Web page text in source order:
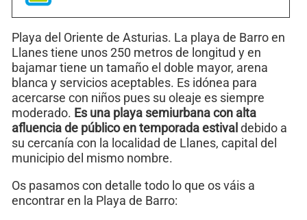
Playa del Oriente de Asturias. La playa de Barro en
Llanes tiene unos 250 metros de longitud y en
bajamar tiene un tamaño el doble mayor, arena
blanca y servicios aceptables. Es idónea para
acercarse con niños pues su oleaje es siempre
moderado. Es una playa semiurbana con alta
afluencia de público en temporada estival debido a
su cercanía con la localidad de Llanes, capital del
municipio del mismo nombre.
Os pasamos con detalle todo lo que os váis a
encontrar en la Playa de Barro: